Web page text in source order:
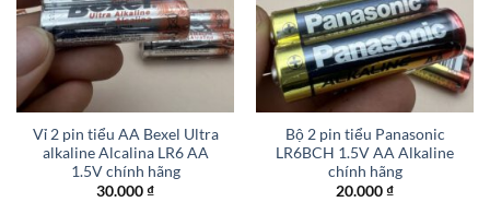
Vỉ 2 pin tiểu AA Bexel Ultra
alkaline Alcalina LR6 AA
1.5V chính hãng
30.000₫
Bộ 2 pin tiểu Panasonic
LR6BCH 1.5V AA Alkaline
chính hãng
20.000₫